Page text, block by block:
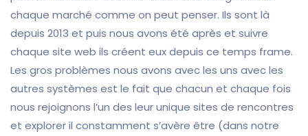
chaque marché comme on peut penser. Ils sont là
depuis 2013 et puis nous avons été après et suivre
chaque site web ils créent eux depuis ce temps frame.
Les gros problèmes nous avons avec les uns avec les
autres systèmes est le fait que chacun et chaque fois
nous rejoignons l’un des leur unique sites de rencontres
et explorer il constamment s’avère être (dans notre